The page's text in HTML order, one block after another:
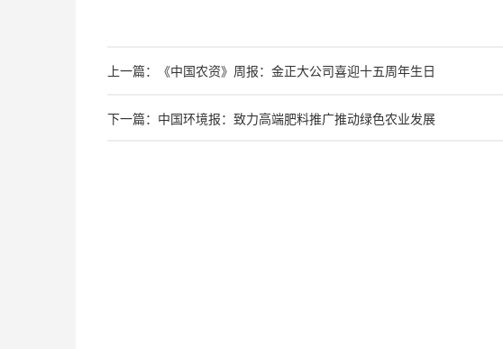
上一篇：《中国农资》周报：金正大公司喜迎十五周年生日
下一篇：中国环境报：致力高端肥料推广推动绿色农业发展